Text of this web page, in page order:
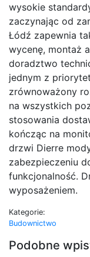
wysokie
zaczynając od
Łódź zapewnia
wycenę, montaż
doradztwo
jednym z
zrównoważony
na wszystkich
stosowania
kończąc na
drzwi Dierre
zabezpieczeniu
funkcjonalność.
wyposażeniem.
Kategorie:
Budownictwo
Podobne